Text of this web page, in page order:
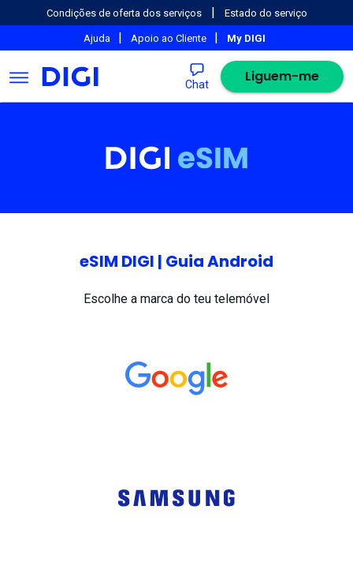
Condições de oferta dos serviços | Estado do serviço
Ajuda | Apoio ao Cliente | My DIGI
Chat Liguem-me
eSIM DIGI | Guia Android
Escolhe a marca do teu telemóvel